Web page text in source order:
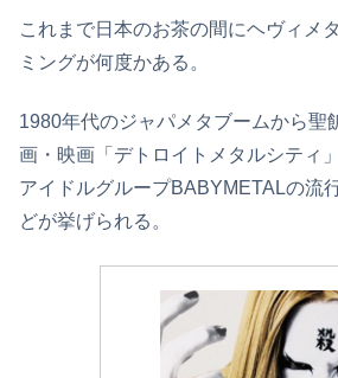
これまで日本のお茶の間にヘヴィメ
ミングが何度かある。
1980年代のジャパメタブームから
画・映画「デトロイトメタルシティ
アイドルグループBABYMETALの流
どが挙げられる。